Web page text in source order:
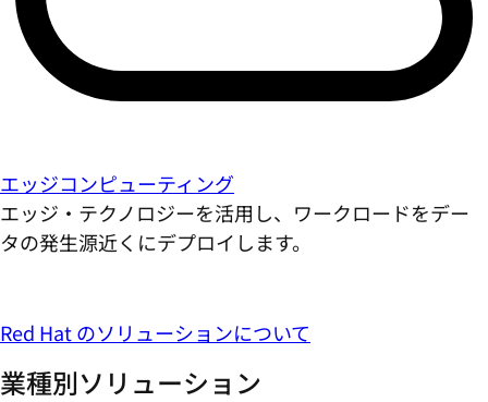
エッジコンピューティング
エッジ・テクノロジーを活用し、ワークロードをデー
タの発生源近くにデプロイします。
Red Hat のソリューションについて
業種別ソリューション